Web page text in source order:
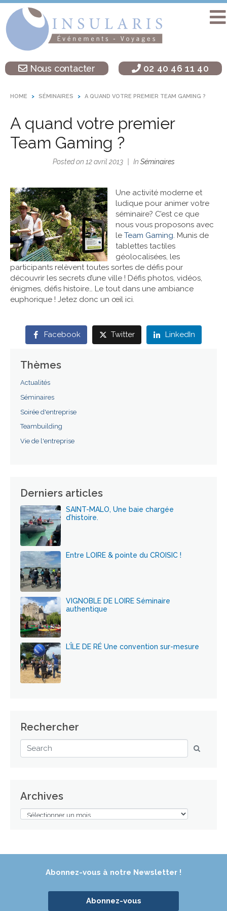
Accueil
Séminaire
sur une île
Activités
Soirées
d’entreprise
Autres
L’agence
Insularis
Actualités
Références
Contact
Nous contacter 02 40 46 11 40
HOME SÉMINAIRES A QUAND VOTRE PREMIER TEAM GAMING ?
A quand votre premier
Team Gaming ?
Posted on 12 avril 2013 In Séminaires
Une activité moderne et
ludique pour animer votre
séminaire? C’est ce que
nous vous proposons avec
le Team Gaming. Munis de
tablettes tactiles
géolocalisées, les
participants relèvent toutes sortes de défis pour
découvrir les secrets d’une ville ! Défis photos, vidéos,
énigmes, défis histoire… Le tout dans une ambiance
euphorique ! Jetez donc un œil ici.
Facebook Twitter LinkedIn
Thèmes
Actualités
Séminaires
Soirée d'entreprise
Teambuilding
Vie de l'entreprise
Derniers articles
SAINT-MALO, Une baie chargée
d’histoire.
Entre LOIRE & pointe du CROISIC !
VIGNOBLE DE LOIRE Séminaire
authentique
L’ÎLE DE RÉ Une convention sur-mesure
Rechercher
Archives
Abonnez-vous à notre Newsletter !
Abonnez-vous